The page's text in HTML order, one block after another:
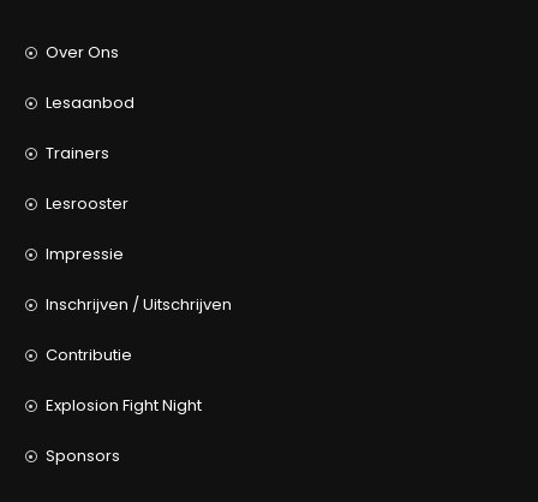
Over Ons
Lesaanbod
Trainers
Lesrooster
Impressie
Inschrijven / Uitschrijven
Contributie
Explosion Fight Night
Sponsors